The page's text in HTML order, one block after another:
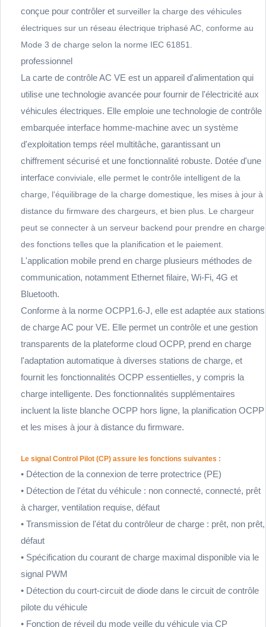
conçue pour contrôler et surveiller la charge des véhicules
électriques sur un réseau électrique triphasé AC, conforme au
Mode 3 de charge selon la norme IEC 61851.
professionnel
La carte de contrôle AC VE est un appareil d'alimentation qui
utilise une technologie avancée pour fournir de l'électricité aux
véhicules électriques. Elle emploie une technologie de contrôle
embarquée interface homme-machine avec un système
d'exploitation temps réel multitâche, garantissant un
chiffrement sécurisé et une fonctionnalité robuste. Dotée d'une
interface conviviale, elle permet le contrôle intelligent de la
charge, l'équilibrage de la charge domestique, les mises à jour à
distance du firmware des chargeurs, et bien plus. Le chargeur
peut se connecter à un serveur backend pour prendre en charge
des fonctions telles que la planification et le paiement.
L'application mobile prend en charge plusieurs méthodes de
communication, notamment Ethernet filaire, Wi-Fi, 4G et
Bluetooth.
Conforme à la norme OCPP1.6-J, elle est adaptée aux stations
de charge AC pour VE. Elle permet un contrôle et une gestion
transparents de la plateforme cloud OCPP, prend en charge
l'adaptation automatique à diverses stations de charge, et
fournit les fonctionnalités OCPP essentielles, y compris la
charge intelligente. Des fonctionnalités supplémentaires
incluent la liste blanche OCPP hors ligne, la planification OCPP
et les mises à jour à distance du firmware.
Le signal Control Pilot (CP) assure les fonctions suivantes :
• Détection de la connexion de terre protectrice (PE)
• Détection de l'état du véhicule : non connecté, connecté, prêt
à charger, ventilation requise, défaut
• Transmission de l'état du contrôleur de charge : prêt, non prêt,
défaut
• Spécification du courant de charge maximal disponible via le
signal PWM
• Détection du court-circuit de diode dans le circuit de contrôle
pilote du véhicule
• Fonction de réveil du mode veille du véhicule via CP